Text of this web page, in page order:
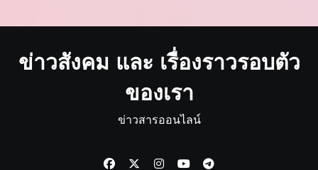
ข่าวสังคม และ เรื่องราวรอบตัว
ของเรา
ข่าวสารออนไลน์